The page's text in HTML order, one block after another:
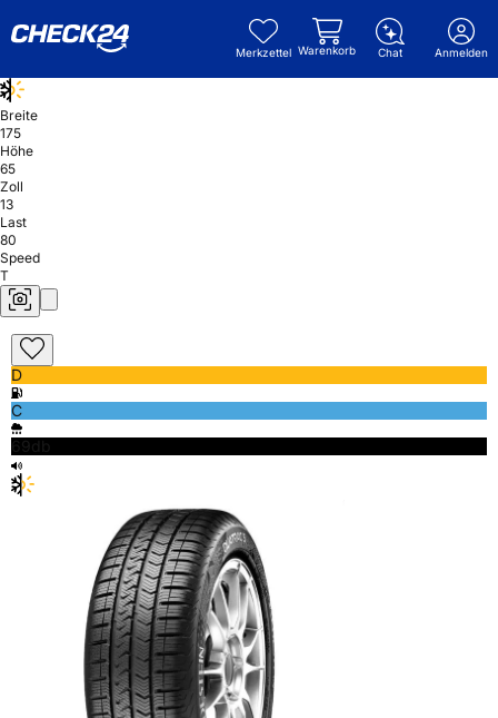
Merkzettel Warenkorb Chat Anmelden
Breite
175
Höhe
65
Zoll
13
Last
80
Speed
T
D
C
69db